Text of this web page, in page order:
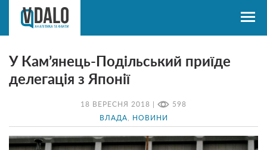
18 ВЕРЕСНЯ 2018 | 598
ВЛАДА НОВИНИ
У Кам’янець-Подільський приїде
делегація з Японії